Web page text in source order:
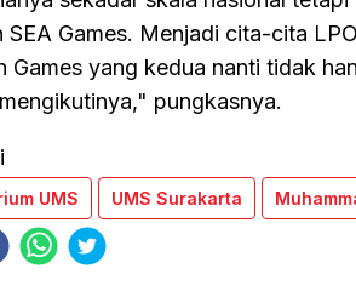
SEA Games. Menjadi cita-cita
Games yang kedua nanti tidak
pungkasnya.
UMS UMS Surakarta